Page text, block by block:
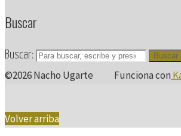
Buscar
Buscar: Buscar
Funciona con
©2026 Nacho Ugarte
Volver arriba